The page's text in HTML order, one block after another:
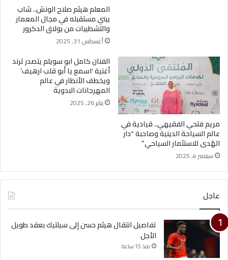
المعلم هيثم صلاح الونش.. شاب
يبني مستقبله في مجال المعمار
والتشطيبات من بولاق الدكرور
أغسطس 31, 2025
مريم فتحي الفقيهي.. قيادية في
عالم السياحة الدينية وصاحبة “دار
الهُدى للاستثمار السياحي”
سبتمبر 4, 2025
الفنان كامل ابو سويلم يتصدر ترند
أغنية ‘اسمع يا أبو قلب ارهيف’
ويخطف الأنظار في عالم
المهرجانات البدوية
يناير 26, 2025
عاجل
تفاصيل انتقال هيثم حسن إلى سيلتيك بعقد طويل
الأجل
منذ 15 ساعة